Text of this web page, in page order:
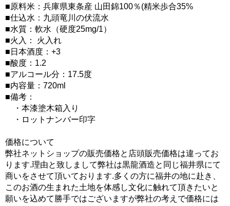
■原料米：兵庫県東条産 山田錦100％(精米歩合35%
■仕込水：九頭竜川の伏流水
■水質：軟水（硬度25mg/1）
■火入： 火入れ
■日本酒度：+3
■酸度：1.2
■アルコール分：17.5度
■内容量：720ml
■備考：
・本漆塗木箱入り
・ロットナンバー印字
価格について
弊社ネットショップの販売価格と店頭販売価格は違ってお
ります.理由と致しまして弊社は黒龍酒造と同じ福井県にて
商いをさせて頂いております.多くの方に福井の地に赴き、
このお酒の生まれた土地を体感し文化に触れて頂きたいと
願いを込めて勝手ではございますが弊社の考えで価格には